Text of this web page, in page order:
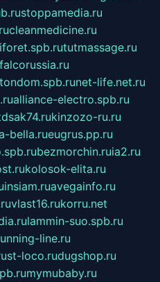
stoppamedia.ru
cleanmedicine.ru
tutmassage.ru
falcorussia.ru
net-life.net.ru
alliance-electro.spb.ru
kinzozo-ru.ru
bella.rueugrus.pp.ru
bezmorchin.ruia2.ru
kolosok-elita.ru
insiam.ruavegainfo.ru
vlast16.rukorru.net
lammin-suo.spb.ru
line.ru
loco.rudugshop.ru
mymubaby.ru